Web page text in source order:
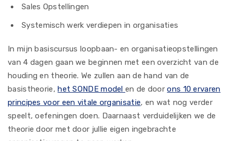
Sales Opstellingen
Systemisch werk verdiepen in organisaties
In mijn basiscursus loopbaan- en organisatieopstellingen
van 4 dagen gaan we beginnen met een overzicht van de
houding en theorie. We zullen aan de hand van de
basistheorie,het SONDE modelen de doorons 10 ervaren
principes voor een vitale organisatie, en wat nog verder
speelt, oefeningen doen. Daarnaast verduidelijken we de
theorie door met door jullie eigen ingebrachte